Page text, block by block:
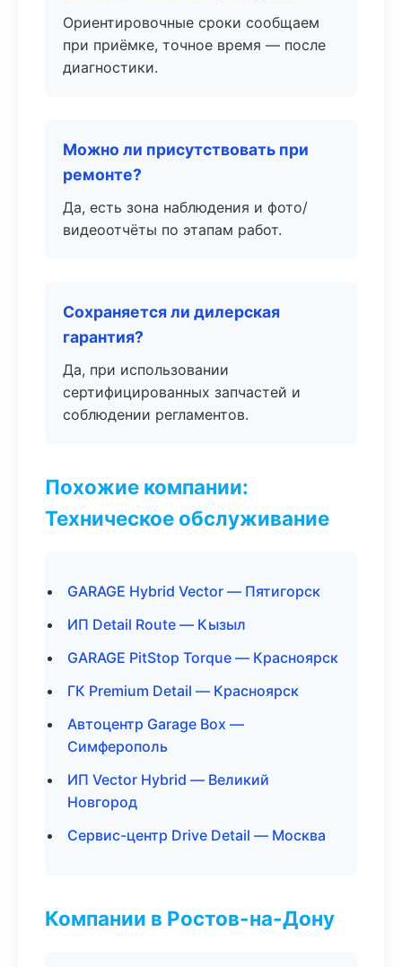
Ориентировочные сроки сообщаем
при приёмке, точное время — после
диагностики.
Можно ли присутствовать при
ремонте?
Да, есть зона наблюдения и фото/
видеоотчёты по этапам работ.
Сохраняется ли дилерская
гарантия?
Да, при использовании
сертифицированных запчастей и
соблюдении регламентов.
Похожие компании:
Техническое обслуживание
GARAGE Hybrid Vector — Пятигорск
ИП Detail Route — Кызыл
GARAGE PitStop Torque — Красноярск
ГК Premium Detail — Красноярск
Автоцентр Garage Box —
Симферополь
ИП Vector Hybrid — Великий
Новгород
Сервис-центр Drive Detail — Москва
Компании в Ростов-на-Дону